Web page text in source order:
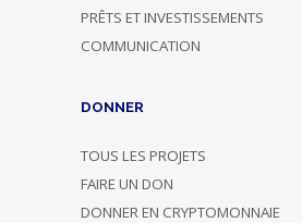
PRÊTS ET INVESTISSEMENTS
COMMUNICATION
DONNER
TOUS LES PROJETS
FAIRE UN DON
DONNER EN CRYPTOMONNAIE